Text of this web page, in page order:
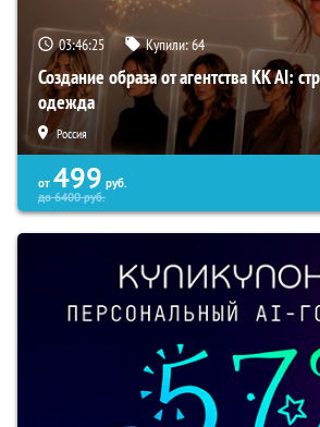
03:46:24 Купили:64
Создание образа от агентства KK AI:
одежда
Россия
от 499 руб.
до6400руб.